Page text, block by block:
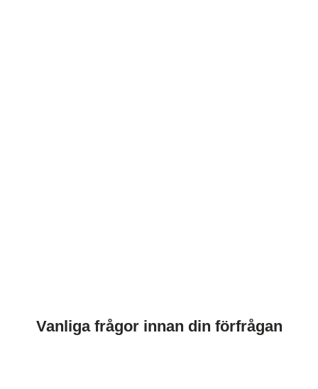
Vanliga frågor innan din förfrågan